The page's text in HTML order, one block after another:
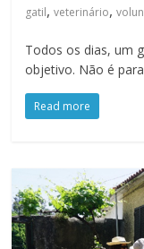
gatil,veterinário,
Todos os dias, um
objetivo. Não é
Read more